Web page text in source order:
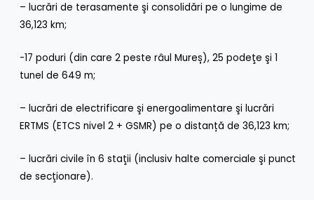
– lucrări de terasamente şi consolidări pe o lungime de
36,123 km;
-17 poduri (din care 2 peste râul Mureș), 25 podeţe şi 1
tunel de 649 m;
– lucrări de electrificare şi energoalimentare şi lucrări
ERTMS (ETCS nivel 2 + GSMR) pe o distanță de 36,123 km;
– lucrări civile în 6 staţii (inclusiv halte comerciale şi punct
de secţionare).